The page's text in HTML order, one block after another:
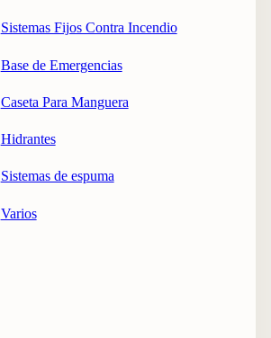
Sistemas Fijos Contra Incendio
Base de Emergencias
Caseta Para Manguera
Hidrantes
Sistemas de espuma
Varios